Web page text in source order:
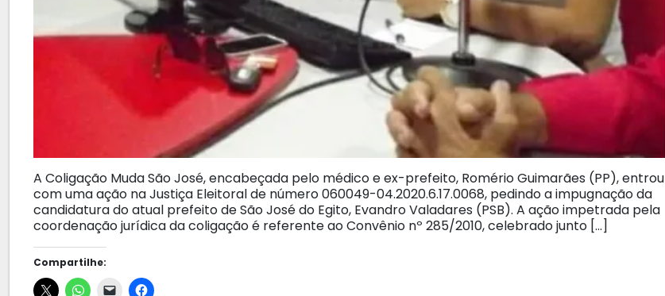
A Coligação Muda São José, encabeçada pelo médico e ex-prefeito, Romério Guimarães (PP), entrou
com uma ação na Justiça Eleitoral de número 060049-04.2020.6.17.0068, pedindo a impugnação da
candidatura do atual prefeito de São José do Egito, Evandro Valadares (PSB). A ação impetrada pela
coordenação jurídica da coligação é referente ao Convênio nº 285/2010, celebrado junto […]
Compartilhe: